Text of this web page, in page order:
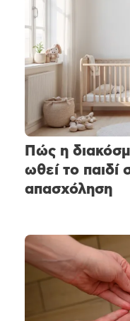
Πώς η
ωθεί το παιδί
απασχόληση